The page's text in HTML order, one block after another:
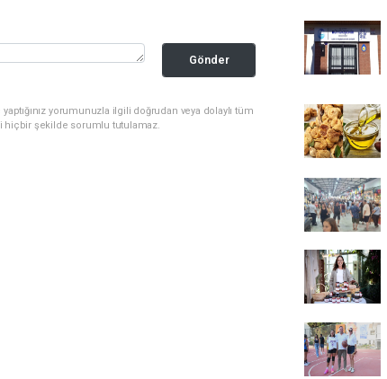
Gönder
yorumunuzla ilgili doğrudan veya dolaylı tüm
hiçbir şekilde sorumlu tutulamaz.